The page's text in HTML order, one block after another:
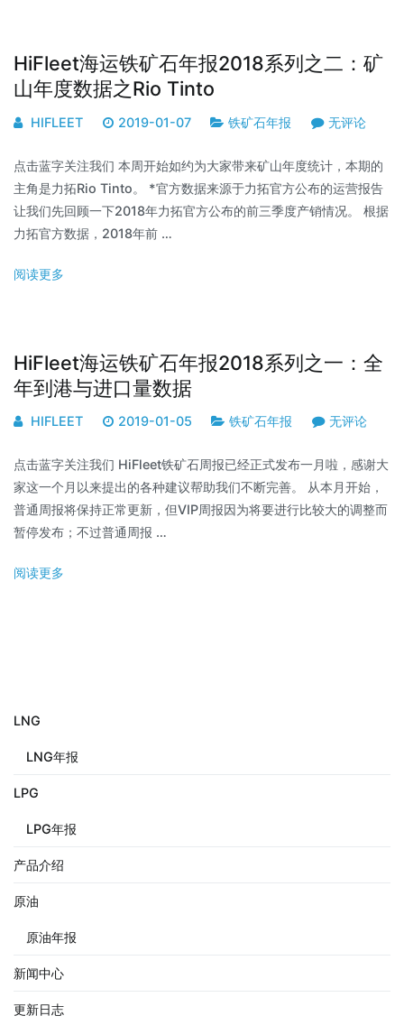
HiFleet海运铁矿石年报2018系列之二：矿
山年度数据之Rio Tinto
HIFLEET 2019-01-07 铁矿石年报 无评论
点击蓝字关注我们 本周开始如约为大家带来矿山年度统计，本期的
主角是力拓Rio Tinto。 *官方数据来源于力拓官方公布的运营报告
让我们先回顾一下2018年力拓官方公布的前三季度产销情况。 根据
力拓官方数据，2018年前 …
阅读更多
HiFleet海运铁矿石年报2018系列之一：全
年到港与进口量数据
HIFLEET 2019-01-05 铁矿石年报 无评论
点击蓝字关注我们 HiFleet铁矿石周报已经正式发布一月啦，感谢大
家这一个月以来提出的各种建议帮助我们不断完善。 从本月开始，
普通周报将保持正常更新，但VIP周报因为将要进行比较大的调整而
暂停发布；不过普通周报 …
阅读更多
LNG
LNG年报
LPG
LPG年报
产品介绍
原油
原油年报
新闻中心
更新日志